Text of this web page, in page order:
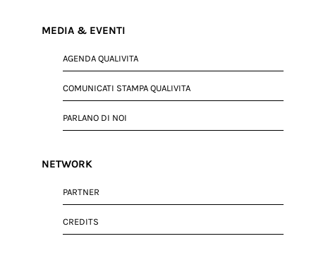
MEDIA & EVENTI
AGENDA QUALIVITA
COMUNICATI STAMPA QUALIVITA
PARLANO DI NOI
NETWORK
PARTNER
CREDITS